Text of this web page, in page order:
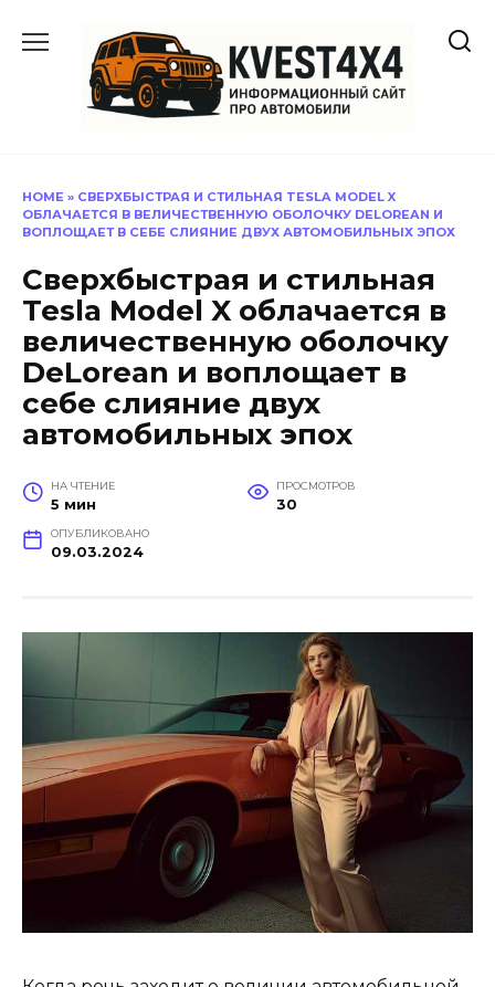
содержанию
HOME » СВЕРХБЫСТРАЯ И СТИЛЬНАЯ TESLA MODEL X
ОБЛАЧАЕТСЯ В ВЕЛИЧЕСТВЕННУЮ ОБОЛОЧКУ DELOREAN И
ВОПЛОЩАЕТ В СЕБЕ СЛИЯНИЕ ДВУХ АВТОМОБИЛЬНЫХ ЭПОХ
Сверхбыстрая и стильная
Tesla Model X облачается в
величественную оболочку
DeLorean и воплощает в
себе слияние двух
автомобильных эпох
НА ЧТЕНИЕ
5 мин
ПРОСМОТРОВ
30
ОПУБЛИКОВАНО
09.03.2024